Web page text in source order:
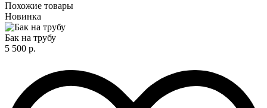
Похожие товары
Новинка
Бак на трубу
5 500 р.